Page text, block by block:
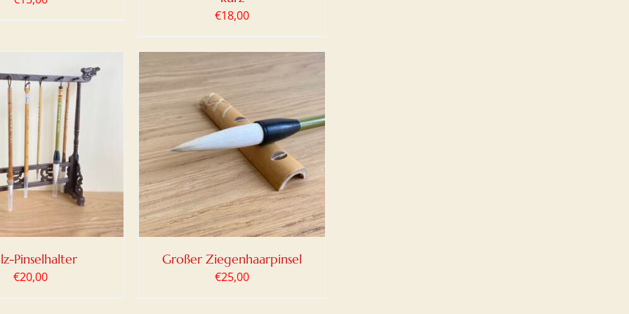
€18,00
Pinselhalter
€20,00
WARENKORB /
Großer Ziegenhaarpinsel
€25,00